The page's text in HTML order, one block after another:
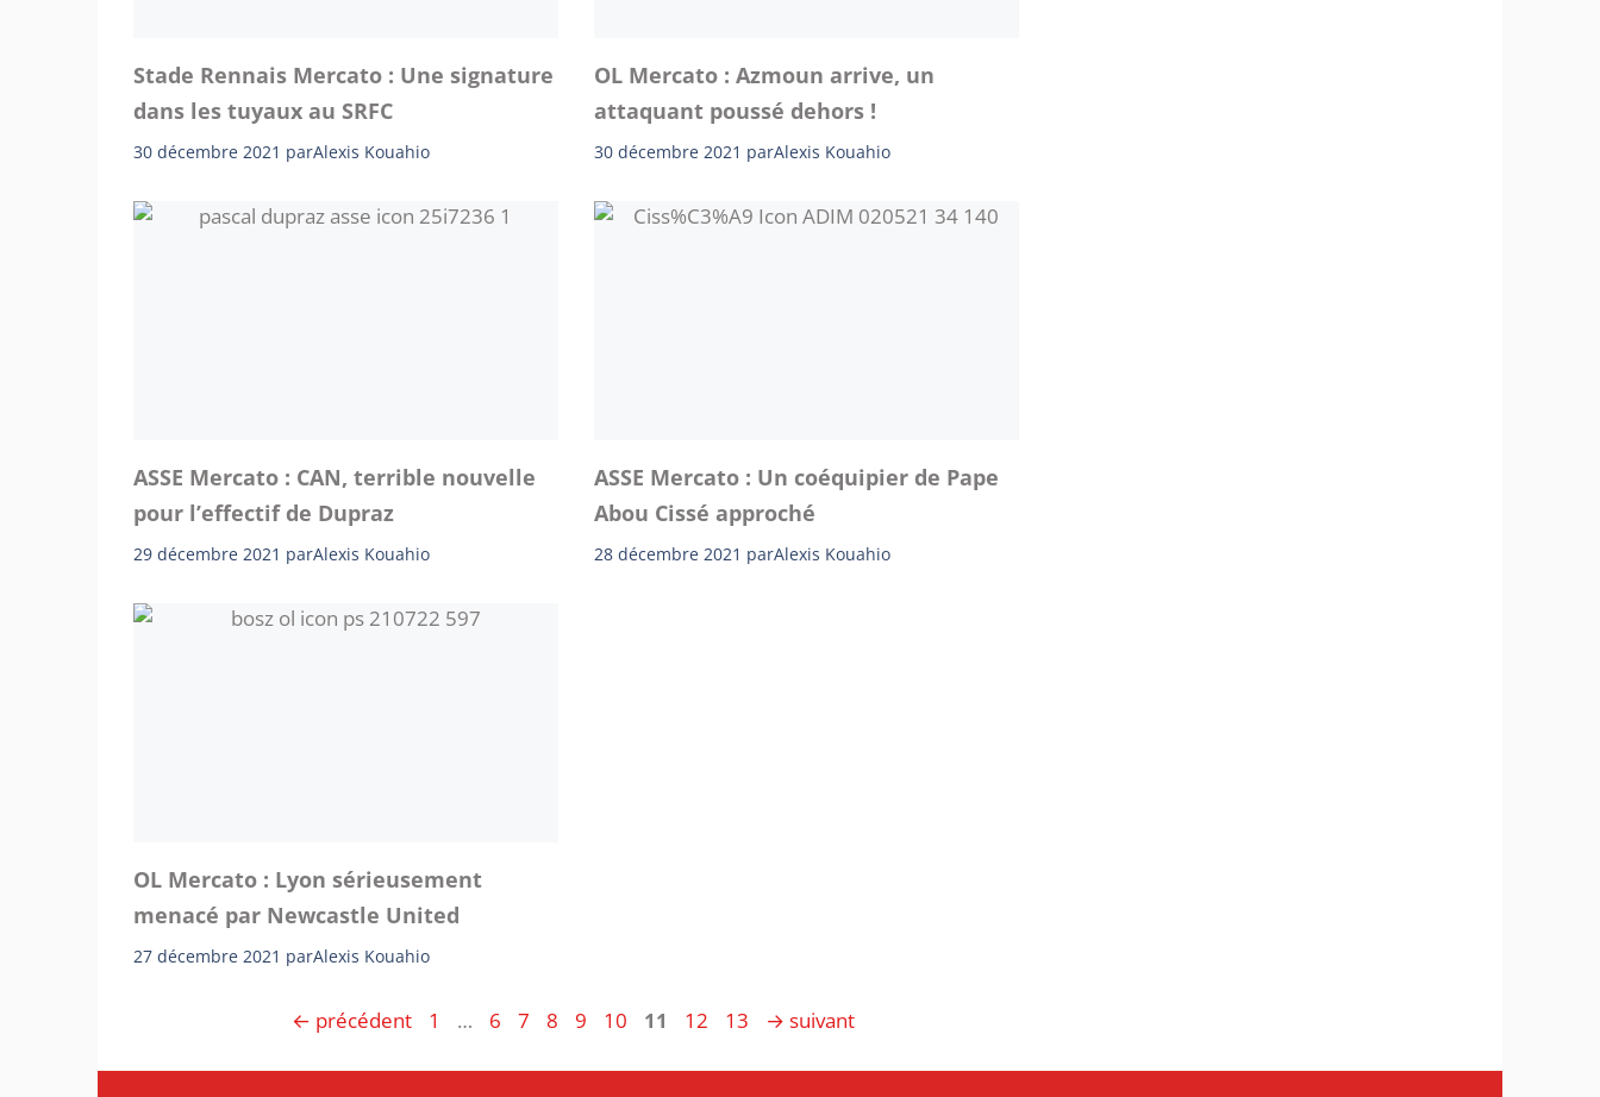
Stade Rennais Mercato : Une signature
dans les tuyaux au SRFC
30 décembre 2021 parAlexis Kouahio
OL Mercato : Azmoun arrive, un
attaquant poussé dehors !
30 décembre 2021 parAlexis Kouahio
ASSE Mercato : CAN, terrible nouvelle
pour l’effectif de Dupraz
29 décembre 2021 parAlexis Kouahio
ASSE Mercato : Un coéquipier de Pape
Abou Cissé approché
28 décembre 2021 parAlexis Kouahio
OL Mercato : Lyon sérieusement
menacé par Newcastle United
27 décembre 2021 parAlexis Kouahio
← précédent Page
1 … Page
6 Page
7 Page
8 Page
9 Page
10 Page
11 Page
12 Page
13 → suivant